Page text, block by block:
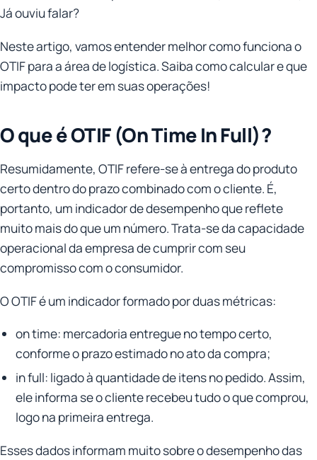
Já ouviu falar?
Neste artigo, vamos entender melhor como funciona o
OTIF para a área de logística. Saiba como calcular e que
impacto pode ter em suas operações!
O que é OTIF (On Time In Full)?
Resumidamente, OTIF refere-se à entrega do produto
certo dentro do prazo combinado com o cliente. É,
portanto, um indicador de desempenho que reflete
muito mais do que um número. Trata-se da capacidade
operacional da empresa de cumprir com seu
compromisso com o consumidor.
O OTIF é um indicador formado por duas métricas:
on time: mercadoria entregue no tempo certo,
conforme o prazo estimado no ato da compra;
in full: ligado à quantidade de itens no pedido. Assim,
ele informa se o cliente recebeu tudo o que comprou,
logo na primeira entrega.
Esses dados informam muito sobre o desempenho das